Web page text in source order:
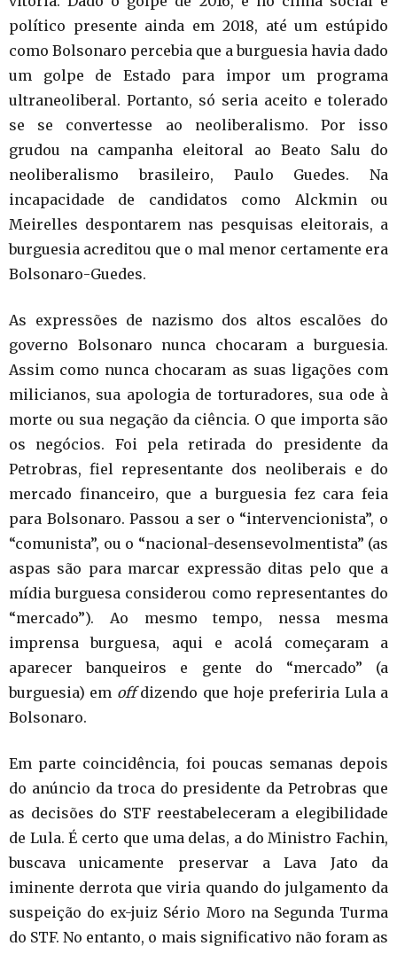
político presente ainda em 2018, até um estúpido
como Bolsonaro percebia que a burguesia havia dado
um golpe de Estado para impor um programa
ultraneoliberal. Portanto, só seria aceito e tolerado
se se convertesse ao neoliberalismo. Por isso
grudou na campanha eleitoral ao Beato Salu do
neoliberalismo brasileiro, Paulo Guedes. Na
incapacidade de candidatos como Alckmin ou
Meirelles despontarem nas pesquisas eleitorais, a
burguesia acreditou que o mal menor certamente era
Bolsonaro-Guedes.
As expressões de nazismo dos altos escalões do
governo Bolsonaro nunca chocaram a burguesia.
Assim como nunca chocaram as suas ligações com
milicianos, sua apologia de torturadores, sua ode à
morte ou sua negação da ciência. O que importa são
os negócios. Foi pela retirada do presidente da
Petrobras, fiel representante dos neoliberais e do
mercado financeiro, que a burguesia fez cara feia
para Bolsonaro. Passou a ser o “intervencionista”, o
“comunista”, ou o “nacional-desensevolmentista” (as
aspas são para marcar expressão ditas pelo que a
mídia burguesa considerou como representantes do
“mercado”). Ao mesmo tempo, nessa mesma
imprensa burguesa, aqui e acolá começaram a
aparecer banqueiros e gente do “mercado” (a
burguesia) em offdizendo que hoje preferiria Lula a
Bolsonaro.
Em parte coincidência, foi poucas semanas depois
do anúncio da troca do presidente da Petrobras que
as decisões do STF reestabeleceram a elegibilidade
de Lula. É certo que uma delas, a do Ministro Fachin,
buscava unicamente preservar a Lava Jato da
iminente derrota que viria quando do julgamento da
suspeição do ex-juiz Sério Moro na Segunda Turma
do STF. No entanto, o mais significativo não foram as